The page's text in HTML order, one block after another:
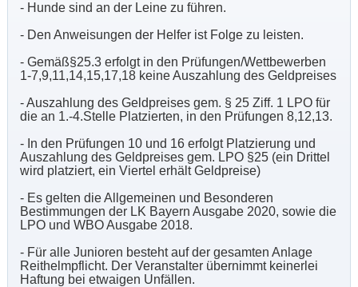
- Hunde sind an der Leine zu führen.
- Den Anweisungen der Helfer ist Folge zu leisten.
- Gemäß§25.3 erfolgt in den Prüfungen/Wettbewerben
1-7,9,11,14,15,17,18 keine Auszahlung des Geldpreises
- Auszahlung des Geldpreises gem. § 25 Ziff. 1 LPO für
die an 1.-4.Stelle Platzierten, in den Prüfungen 8,12,13.
- In den Prüfungen 10 und 16 erfolgt Platzierung und
Auszahlung des Geldpreises gem. LPO §25 (ein Drittel
wird platziert, ein Viertel erhält Geldpreise)
- Es gelten die Allgemeinen und Besonderen
Bestimmungen der LK Bayern Ausgabe 2020, sowie die
LPO und WBO Ausgabe 2018.
- Für alle Junioren besteht auf der gesamten Anlage
Reithelmpflicht. Der Veranstalter übernimmt keinerlei
Haftung bei etwaigen Unfällen.